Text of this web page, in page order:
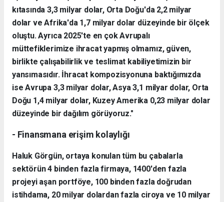
kıtasında 3,3 milyar dolar, Orta Doğu'da 2,2 milyar
dolar ve Afrika'da 1,7 milyar dolar düzeyinde bir ölçek
oluştu. Ayrıca 2025'te en çok Avrupalı
müttefiklerimize ihracat yapmış olmamız, güven,
birlikte çalışabilirlik ve teslimat kabiliyetimizin bir
yansımasıdır. İhracat kompozisyonuna baktığımızda
ise Avrupa 3,3 milyar dolar, Asya 3,1 milyar dolar, Orta
Doğu 1,4 milyar dolar, Kuzey Amerika 0,23 milyar dolar
düzeyinde bir dağılım görüyoruz."
- Finansmana erişim kolaylığı
Haluk Görgün, ortaya konulan tüm bu çabalarla
sektörün 4 binden fazla firmaya, 1400'den fazla
projeyi aşan portföye, 100 binden fazla doğrudan
istihdama, 20 milyar dolardan fazla ciroya ve 10 milyar